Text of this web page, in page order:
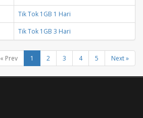
Tik Tok 1GB 1 Hari
Tik Tok 1GB 3 Hari
« Prev 1 2 3 4 5 Next »